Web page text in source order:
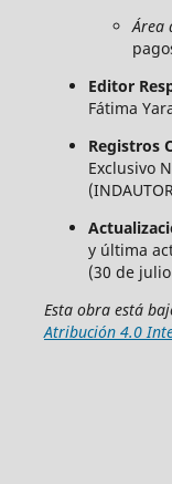
Área
Editor
Fátima
Registros
Exclusivo
y última
(30 de
Esta obra está
Atribución 4.0